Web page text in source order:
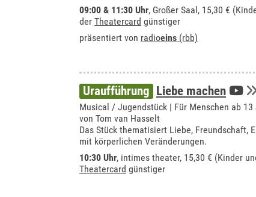
09:00 & 11:30 Uhr, Großer Saal, 15,30 €
der Theatercard günstiger
präsentiert von radioeins (rbb)
Uraufführung Liebe machen
Musical / Jugendstück | Für Menschen ab 13
von Tom van Hasselt
Das Stück thematisiert Liebe, Freundschaft,
mit körperlichen Veränderungen.
10:30 Uhr, intimes theater, 15,30 € (Kinder
Theatercard günstiger